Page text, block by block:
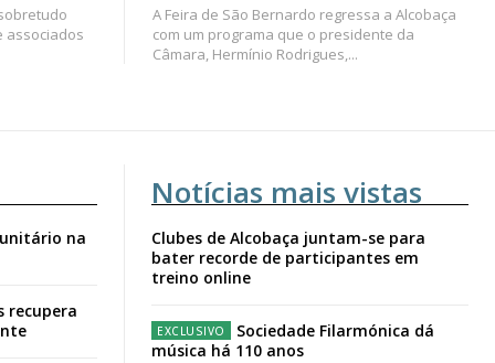
associados
A Feira de São Bernardo regressa a Alcobaça
com um programa que o presidente da
Câmara, Hermínio Rodrigues,...
na
recupera
Notícias mais vistas
Clubes de Alcobaça juntam-se para
bater recorde de participantes em
treino online
Sociedade Filarmónica dá
música há 110 anos